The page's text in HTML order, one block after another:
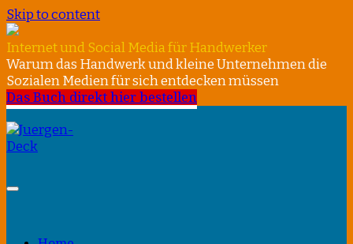
Skip to content
Internet und Social Media für Handwerker
Warum das Handwerk und kleine Unternehmen die
Sozialen Medien für sich entdecken müssen
Das Buch direkt hier bestellen